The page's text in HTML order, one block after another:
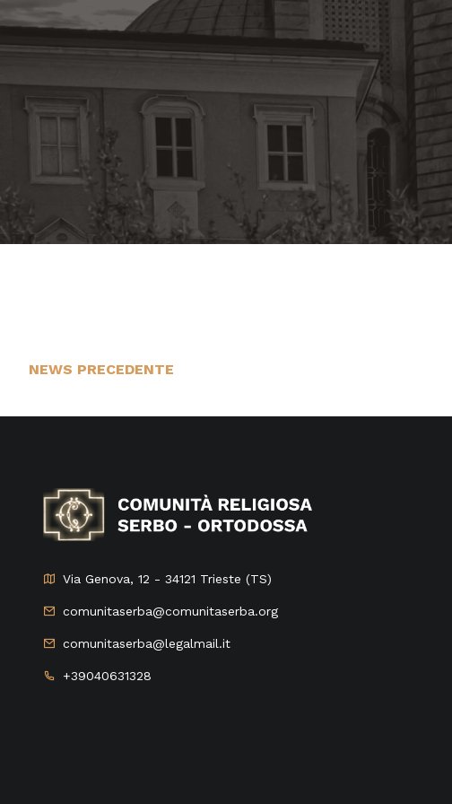
NEWS PRECEDENTE
Via Genova, 12 - 34121 Trieste (TS)
comunitaserba@comunitaserba.org
comunitaserba@legalmail.it
+39040631328